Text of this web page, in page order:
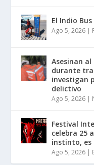
El Indio
Ago 5, 2026 |
Asesinan
durante
investigan
delictivo
Ago 5, 2026 |
Festival
celebra 25
instinto, es
Ago 5, 2026 |